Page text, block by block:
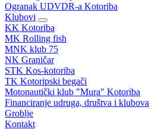
Ogranak UDVDR-a Kotoriba
Klubovi
KK Kotoriba
MK Rolling fish
MNK klub 75
NK Graničar
STK Kos-kotoriba
TK Kotoripski begači
Motonautički klub "Mura" Kotoriba
Financiranje udruga, društva i klubova
Groblje
Kontakt